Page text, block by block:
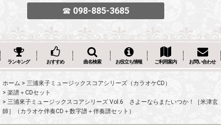
☎ 098-885-3685
ランキング おすすめ 曲名検索 お役立ち情報 ご利用案内 お問い合わせ
ホーム > 三浦來子ミュージックスコアシリーズ（カラオケCD）
> 楽譜＋CDセット
> 三浦來子ミュージックスコアシリーズ Vol.6 さよーならまたいつか！［米津玄
師］（カラオケ伴奏CD＋数字譜＋伴奏譜セット）